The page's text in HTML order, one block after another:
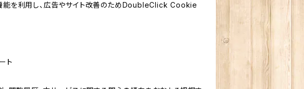
能を利用し、広告やサイト改善のためDoubleClick Cookie
ト